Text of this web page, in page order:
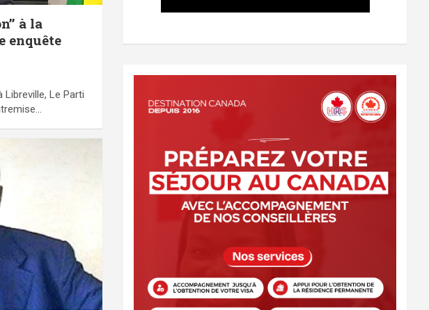
à la
enquête
Libreville, Le Parti